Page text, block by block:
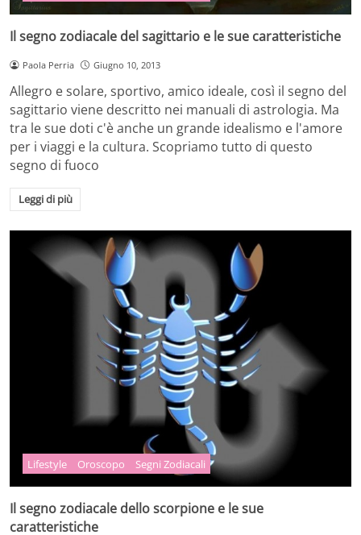
Il segno zodiacale del sagittario e le sue caratteristiche
Paola Perria Giugno 10, 2013
Allegro e solare, sportivo, amico ideale, così il segno del
sagittario viene descritto nei manuali di astrologia. Ma
tra le sue doti c'è anche un grande idealismo e l'amore
per i viaggi e la cultura. Scopriamo tutto di questo
segno di fuoco
Leggi di più
Lifestyle Oroscopo Segni Zodiacali
Il segno zodiacale dello scorpione e le sue
caratteristiche